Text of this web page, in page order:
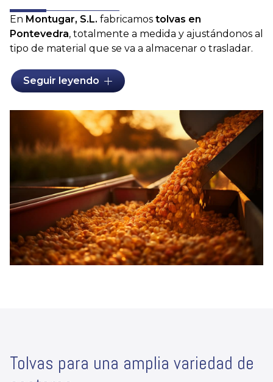
En Montugar, S.L. fabricamos tolvas en
Pontevedra, totalmente a medida y ajustándonos al
tipo de material que se va a almacenar o trasladar.
Ya sea para tolvas para materias primas, alimentos de
animales, líquidos o materiales sólidos, entre otras
son adaptadas a las necesidades de nuestros
clientes y fabricadas con los mejores materiales.
Seguir leyendo
Tolvas para una amplia variedad de